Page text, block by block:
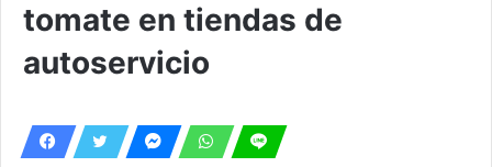
tomate en tiendas de
autoservicio